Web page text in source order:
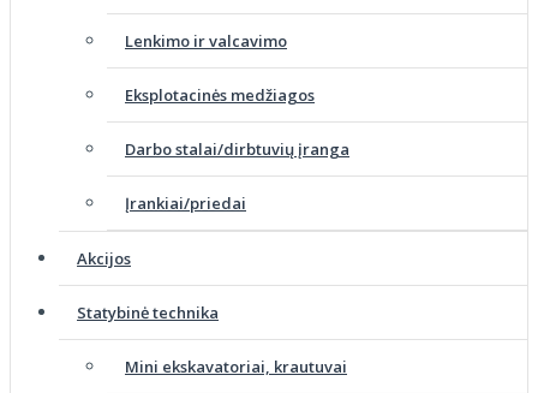
Lenkimo ir valcavimo
Eksplotacinės medžiagos
Darbo stalai/dirbtuvių įranga
Įrankiai/priedai
Akcijos
Statybinė technika
Mini ekskavatoriai, krautuvai